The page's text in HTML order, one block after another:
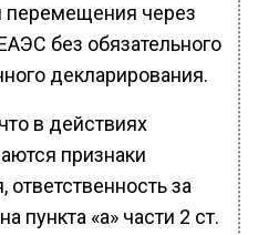
через
без обязательного
декларирования.
в действиях
признаки
ответственность за
пункта «а» части 2 ст.